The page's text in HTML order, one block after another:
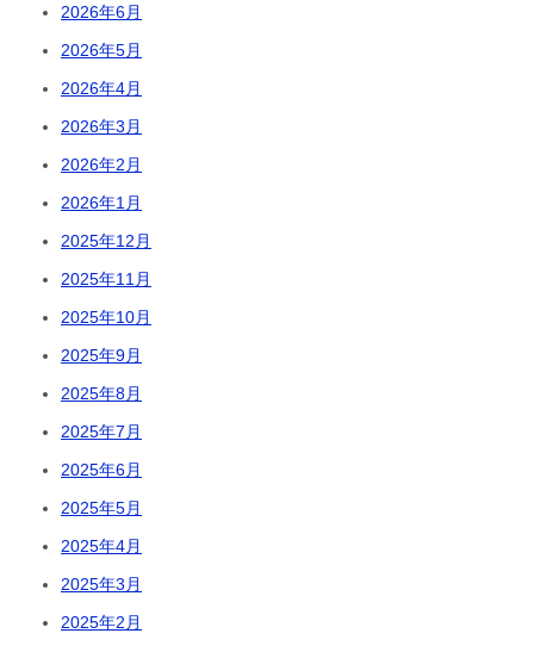
2026年6月
2026年5月
2026年4月
2026年3月
2026年2月
2026年1月
2025年12月
2025年11月
2025年10月
2025年9月
2025年8月
2025年7月
2025年6月
2025年5月
2025年4月
2025年3月
2025年2月